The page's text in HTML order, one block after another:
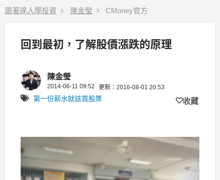
跟著達人學投資 陳金瑩 CMoney官方
回到最初，了解股價漲跌的原理
陳金瑩
2014-06-11 09:52 更新：2016-08-01 20:53
第一份薪水就該買股票 收藏